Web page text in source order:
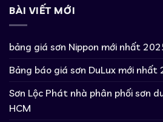
BÀI VIẾT MỚI
bảng giá sơn Nippon mới nhất
Bảng báo giá sơn DuLux mới nhất
Sơn Lộc Phát nhà phân phối sơn
HCM